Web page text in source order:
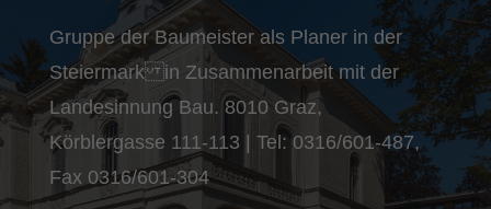
Gruppe der Baumeister als Planer in der
Steiermark in Zusammenarbeit mit der
Landesinnung Bau. 8010 Graz,
Körblergasse 111-113 | Tel: 0316/601-487,
Fax 0316/601-304